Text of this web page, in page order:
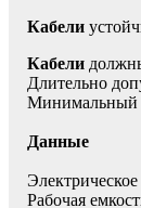
Кабели
Кабели
Длительно
Минимальный
Данные
Рабочая